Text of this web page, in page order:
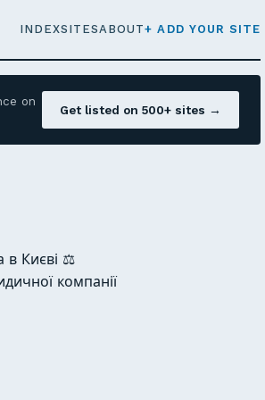
INDEXSITESABOUT+ ADD YOUR SITE
on
Get listed on 500+ sites →
в Києві ⚖️
компанії